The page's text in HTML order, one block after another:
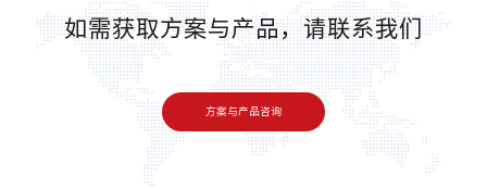
如需获取方案与产品，请联系我们
方案与产品咨询